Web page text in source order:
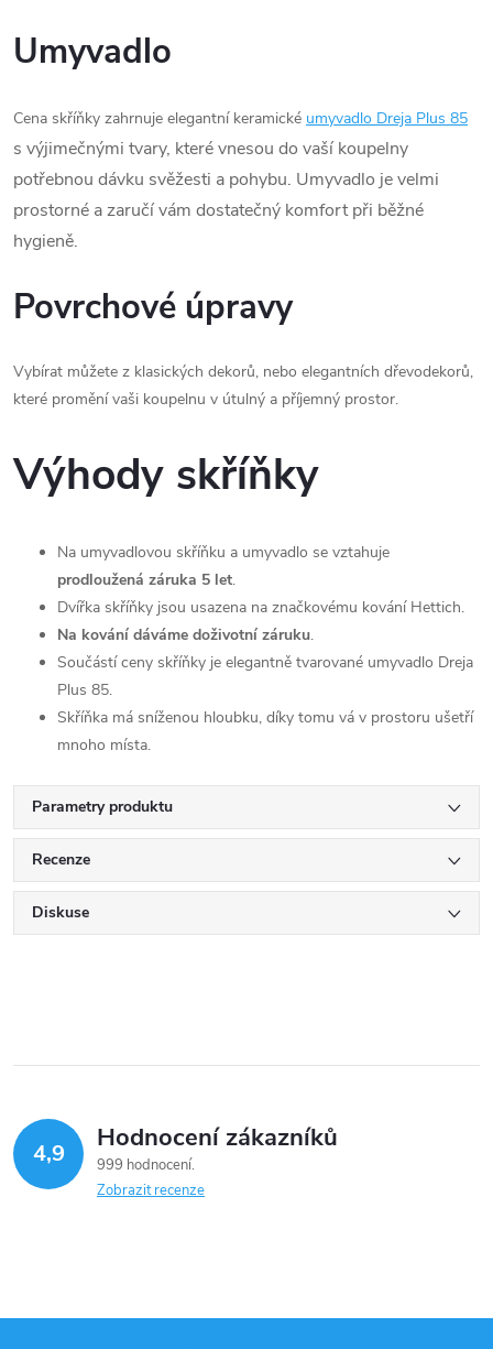
Umyvadlo
Cena skříňky zahrnuje elegantní keramické umyvadlo Dreja Plus 85
s výjimečnými tvary, které vnesou do vaší koupelny
potřebnou dávku svěžesti a pohybu. Umyvadlo je velmi
prostorné a zaručí vám dostatečný komfort při běžné
hygieně.
Povrchové úpravy
Vybírat můžete z klasických dekorů, nebo elegantních dřevodekorů,
které promění vaši koupelnu v útulný a příjemný prostor.
Výhody skříňky
Na umyvadlovou skříňku a umyvadlo se vztahuje
prodloužená záruka 5 let.
Dvířka skříňky jsou usazena na značkovému kování Hettich.
Na kování dáváme doživotní záruku.
Součástí ceny skříňky je elegantně tvarované umyvadlo Dreja
Plus 85.
Skříňka má sníženou hloubku, díky tomu vá v prostoru ušetří
mnoho místa.
Parametry produktu
Recenze
Diskuse
4,9 Hodnocení zákazníků
999 hodnocení
Zobrazit recenze